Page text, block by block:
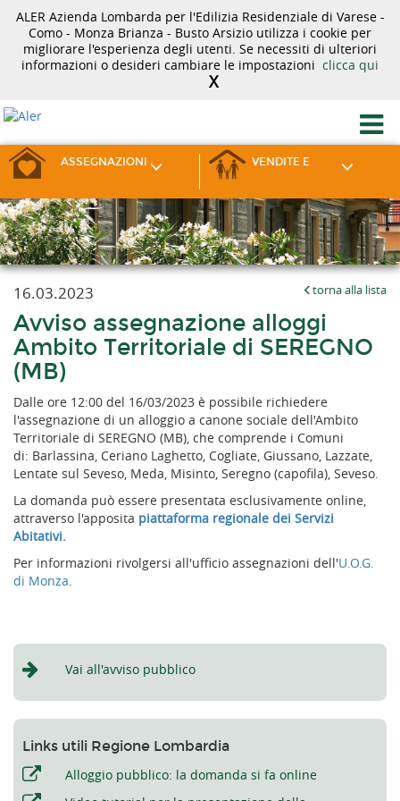
ALER Azienda Lombarda per l'Edilizia Residenziale di Varese -
Como - Monza Brianza - Busto Arsizio utilizza i cookie per
migliorare l'esperienza degli utenti. Se necessiti di ulteriori
informazioni o desideri cambiare le impostazioni clicca qui
X
ASSEGNAZIONI VENDITE E
16.03.2023 torna alla lista
Avviso assegnazione alloggi
Ambito Territoriale di SEREGNO
(MB)
Dalle ore 12:00 del 16/03/2023 è possibile richiedere
l'assegnazione di un alloggio a canone sociale dell'Ambito
Territoriale di SEREGNO (MB), che comprende i Comuni
di: Barlassina, Ceriano Laghetto, Cogliate, Giussano, Lazzate,
Lentate sul Seveso, Meda, Misinto, Seregno (capofila), Seveso.
La domanda può essere presentata esclusivamente online,
attraverso l'apposita piattaforma regionale dei Servizi
Abitativi.
Per informazioni rivolgersi all'ufficio assegnazioni dell'U.O.G.
di Monza.
Vai all'avviso pubblico
Links utili Regione Lombardia
Alloggio pubblico: la domanda si fa online